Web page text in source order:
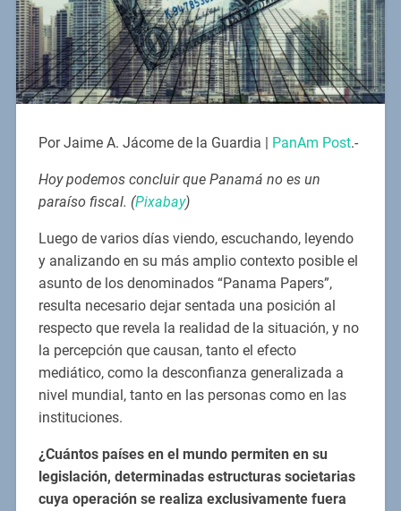
Por Jaime A. Jácome de la Guardia | PanAm Post.-
Hoy podemos concluir que Panamá no es un
paraíso fiscal. (Pixabay)
Luego de varios días viendo, escuchando, leyendo
y analizando en su más amplio contexto posible el
asunto de los denominados “Panama Papers”,
resulta necesario dejar sentada una posición al
respecto que revela la realidad de la situación, y no
la percepción que causan, tanto el efecto
mediático, como la desconfianza generalizada a
nivel mundial, tanto en las personas como en las
instituciones.
¿Cuántos países en el mundo permiten en su
legislación, determinadas estructuras societarias
cuya operación se realiza exclusivamente fuera